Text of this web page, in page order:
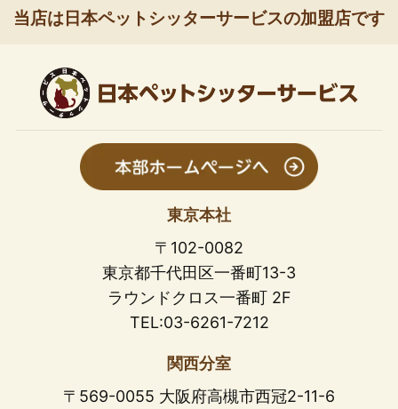
当店は日本ペットシッターサービスの加盟店です
東京本社
〒102-0082
東京都千代田区一番町13-3
ラウンドクロス一番町 2F
TEL:03-6261-7212
関西分室
〒569-0055 大阪府高槻市西冠2-11-6